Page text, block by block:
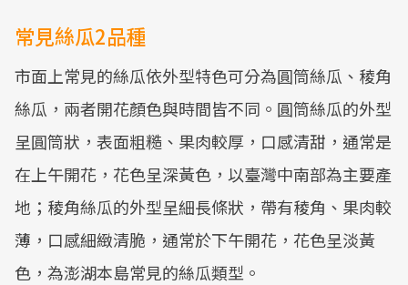
常見絲瓜2品種
市面上常見的絲瓜依外型特色可分為圓筒絲瓜、稜角
絲瓜，兩者開花顏色與時間皆不同。圓筒絲瓜的外型
呈圓筒狀，表面粗糙、果肉較厚，口感清甜，通常是
在上午開花，花色呈深黃色，以臺灣中南部為主要產
地；稜角絲瓜的外型呈細長條狀，帶有稜角、果肉較
薄，口感細緻清脆，通常於下午開花，花色呈淡黃
色，為澎湖本島常見的絲瓜類型。